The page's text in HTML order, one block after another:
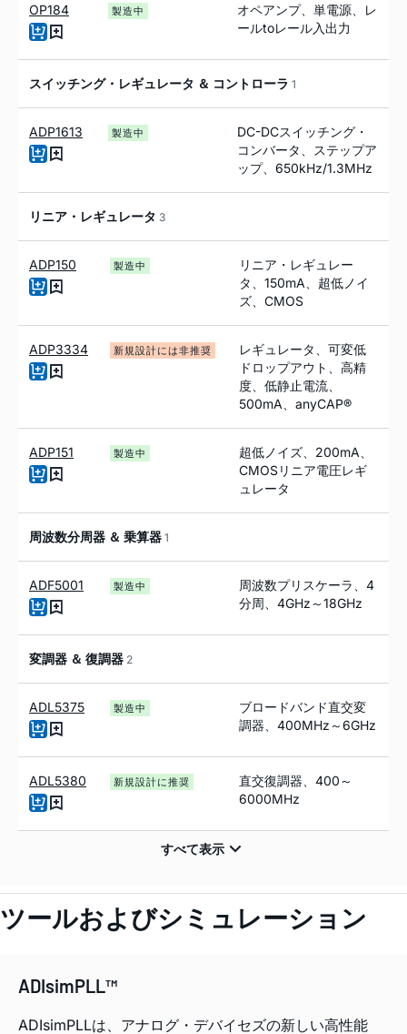
OP184 製造中
オペアンプ、単電源、レ
ールtoレール入出力
スイッチング・レギュレータ ＆ コントローラ 1
ADP1613 製造中
DC-DCスイッチング・
コンバータ、ステップア
ップ、650kHz/1.3MHz
リニア・レギュレータ 3
ADP150 製造中
リニア・レギュレー
タ、150mA、超低ノイ
ズ、CMOS
ADP3334 新規設計には非推奨
レギュレータ、可変低
ドロップアウト、高精
度、低静止電流、
500mA、anyCAP®
ADP151 製造中 超低ノイズ、200mA、
CMOSリニア電圧レギ
ュレータ
周波数分周器 ＆ 乗算器 1
ADF5001 製造中
周波数プリスケーラ、4
分周、 4GHz～18GHz
変調器 ＆ 復調器 2
ADL5375 製造中
ブロードバンド直交変
調器、400MHz～6GHz
ADL5380 新規設計に推奨
直交復調器、400～
6000MHz
ツールおよびシミュレーション
ADIsimPLL™
ADIsimPLLは、アナログ・デバイセズの新しい高性能